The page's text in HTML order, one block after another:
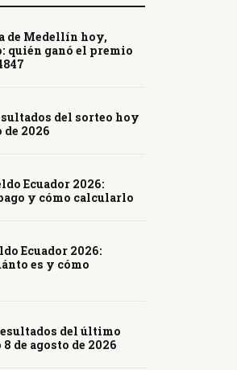
de Medellín hoy,
quién ganó el premio
del sorteo hoy
de 2026
Ecuador 2026:
y cómo calcularlo
Ecuador 2026:
es y cómo
del último
de agosto de 2026